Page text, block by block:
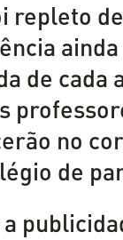
repleto
de cada
no
de